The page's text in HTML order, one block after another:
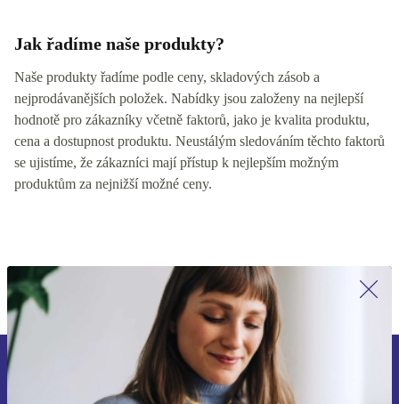
Jak řadíme naše produkty?
Naše produkty řadíme podle ceny, skladových zásob a
nejprodávanějších položek. Nabídky jsou založeny na nejlepší
hodnotě pro zákazníky včetně faktorů, jako je kvalita produktu,
cena a dostupnost produktu. Neustálým sledováním těchto faktorů
se ujistíme, že zákazníci mají přístup k nejlepším možným
produktům za nejnižší možné ceny.
Přihlas se k odběru našich novinek a
ušetři 400 Kč!